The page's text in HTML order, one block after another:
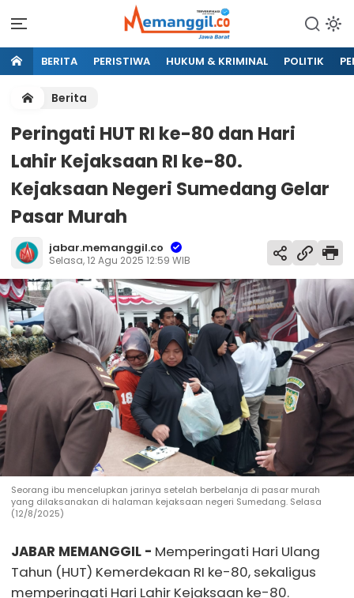
BERITA PERISTIWA HUKUM & KRIMINAL POLITIK
Berita
Peringati HUT RI ke-80 dan Hari
Lahir Kejaksaan RI ke-80.
Kejaksaan Negeri Sumedang Gelar
Pasar Murah
jabar.memanggil.co
Selasa, 12 Agu 2025 12:59 WIB
Seorang ibu mencelupkan jarinya setelah berbelanja di pasar murah
yang dilaksanakan di halaman kejaksaan negeri Sumedang. Selasa
(12/8/2025)
JABAR MEMANGGIL - Memperingati Hari Ulang
Tahun (HUT) Kemerdekaan RI ke-80, sekaligus
memperingati Hari Lahir Kejaksaan ke-80.